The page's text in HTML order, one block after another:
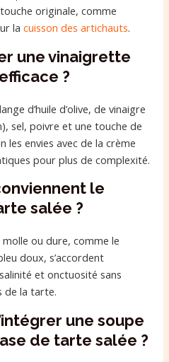
originale, comme
lacuisson des artichauts.
une vinaigrette
?
d’huile d’olive, de vinaigre
sel, poivre et une touche de
les envies avec de la crème
pour plus de complexité.
le
salée ?
ou dure, comme le
doux, s’accordent
et onctuosité sans
de la tarte.
une soupe
de tarte salée ?